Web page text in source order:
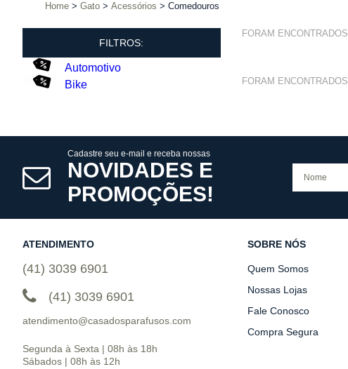
Home Gato Acessórios Comedouros
FILTROS:
Automotivo
Bike
FORAM ENCONTRADOS
FORAM ENCONTRADOS
Cadastre seu e-mail e receba nossas
NOVIDADES E
PROMOÇÕES!
ATENDIMENTO
(41) 3039 6901
(41) 3039 6901
atendimento@casadosparafusos.com
Segunda à Sexta | 08h às 18h
Sábados | 08h às 12h
SOBRE NÓS
Quem Somos
Nossas Lojas
Fale Conosco
Compra Segura